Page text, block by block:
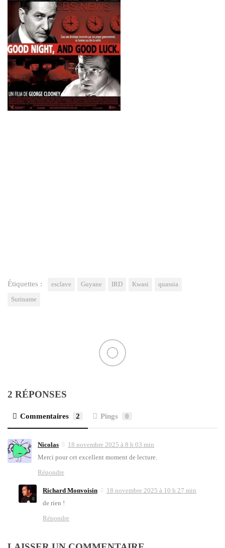
Étiquettes : esclave Guyane IRD Kwasi quassia
Suriname
2 RÉPONSES
Commentaires 2 Pings 0
Nicolas
18 novembre 2025 à 8 h 03 min
Mer­ci pour cet excellent moment de lec­ture.
Répondre
Richard Monvoisin
18 novembre 2025 à 10 h 27 min
de rien !
Répondre